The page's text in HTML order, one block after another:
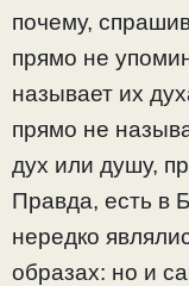
почему,
прямо не
называет их
прямо не
дух или душу,
Правда, есть в
нередко
образах: но и